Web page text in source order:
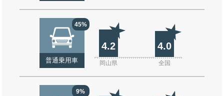
45%
普通乗用車
4.2 4.0
岡山県 全国
9%